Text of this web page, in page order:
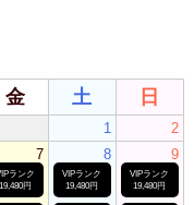
金 土 日
1
2
7
ランク
19,480円
8
VIPランク
19,480円
9
VIPランク
19,480円